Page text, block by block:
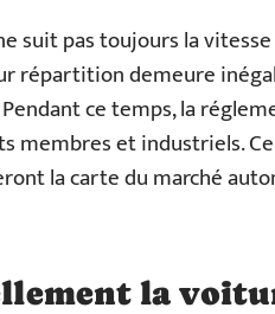
suit pas toujours la vitesse
répartition demeure
ce temps, la
membres et industriels.
la carte du marché
la